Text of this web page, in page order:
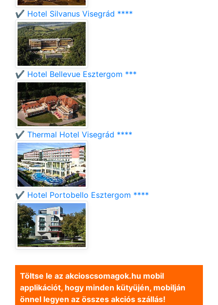
✔️ Hotel Silvanus Visegrád ****
✔️ Hotel Bellevue Esztergom ***
✔️ Thermal Hotel Visegrád ****
✔️ Hotel Portobello Esztergom ****
Töltse le az akcioscsomagok.hu mobil
applikációt, hogy minden kütyüjén, mobilján
önnel legyen az összes akciós szállás!